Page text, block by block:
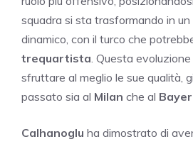
squadra si sta trasformando in
dinamico, con il turco che
trequartista. Questa
sfruttare al meglio le sue qualità,
passato sia al Milan che al
Calhanoglu ha dimostrato di